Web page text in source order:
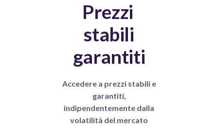
Prezzi
stabili
garantiti
Accedere a prezzi stabili e
garantiti,
indipendentemente dalla
volatilità del mercato